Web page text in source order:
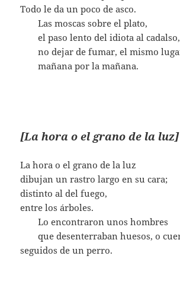
Todo le da un poco de asco.
…….Las moscas sobre el plato,
…….el paso lento del idiota al cadalso,
…….no dejar de fumar, el mismo
…….mañana por la mañana.
[La hora o el grano de la luz]
La hora o el grano de la luz
dibujan un rastro largo en su cara;
distinto al del fuego,
entre los árboles.
…….Lo encontraron unos hombres
…….que desenterraban huesos, o
seguidos de un perro.